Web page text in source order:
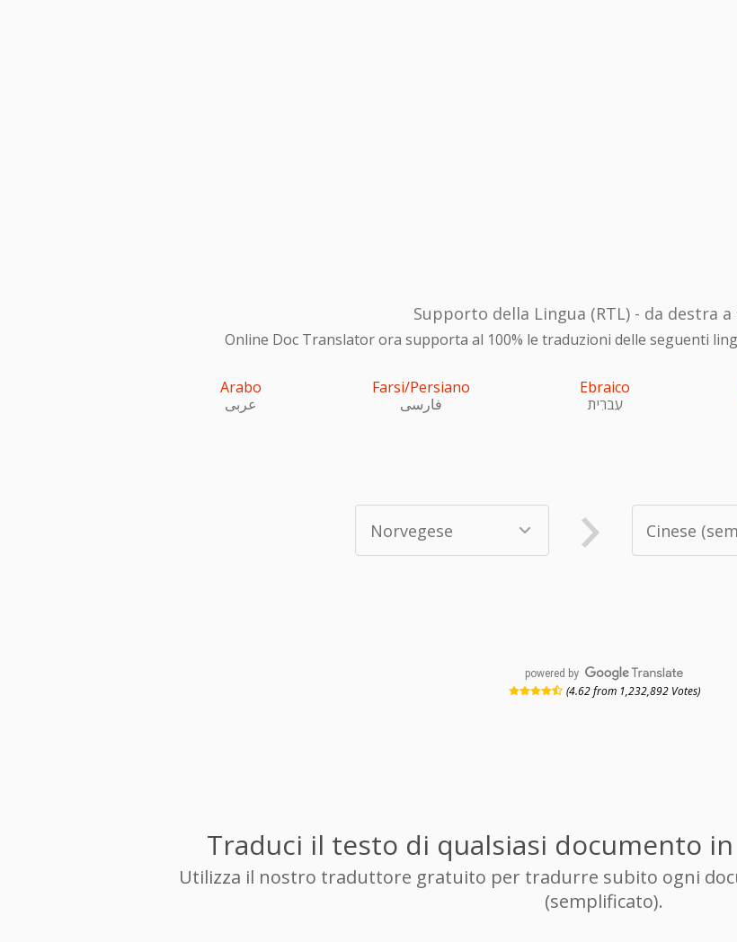
Supporto della Lingua (RTL) - da destra
Online Doc Translator ora supporta al 100% le traduzioni delle seguenti
Arabo
عربى
Farsi/Persiano
فارسی
Ebraico
עִברִית
powered by
(4.62 from 1,232,892 Votes)
Traduci il testo di qualsiasi documento
Utilizza il nostro traduttore gratuito per tradurre subito ogni
(semplificato).